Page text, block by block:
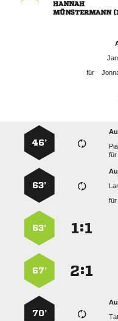


für
für
46’
für
63’
:
63’
:
67’
70’